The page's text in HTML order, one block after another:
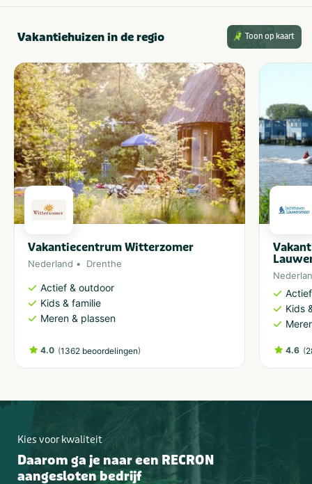
Vakantiehuizen in de regio Toon op kaart
Vakantiecentrum Witterzomer
Nederland Drenthe
Actief & outdoor
Kids & familie
Meren & plassen
4.0 (1362 beoordelingen)
Kids
4.6 (
Kies voor kwaliteit
Daarom ga je naar een RECRON
aangesloten bedrijf